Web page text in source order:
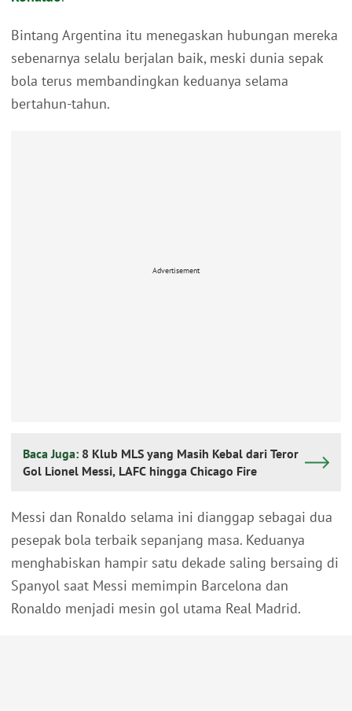
Bintang Argentina itu menegaskan hubungan mereka
sebenarnya selalu berjalan baik, meski dunia sepak
bola terus membandingkan keduanya selama
bertahun-tahun.
Advertisement
Baca Juga: 8 Klub MLS yang Masih Kebal dari Teror
Gol Lionel Messi, LAFC hingga Chicago Fire
Messi dan Ronaldo selama ini dianggap sebagai dua
pesepak bola terbaik sepanjang masa. Keduanya
menghabiskan hampir satu dekade saling bersaing di
Spanyol saat Messi memimpin Barcelona dan
Ronaldo menjadi mesin gol utama Real Madrid.